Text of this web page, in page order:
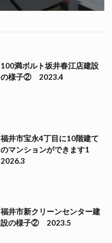
100満ボルト坂井春江店建設
の様子② 2023.4
福井市宝永4丁目に10階建て
のマンションができます1
2026.3
福井市新クリーンセンター建
設の様子② 2023.5